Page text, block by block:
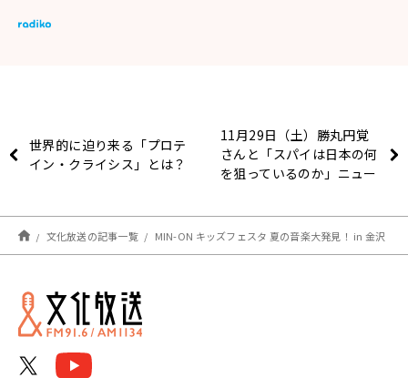
世界的に迫り来る「プロテ
イン・クライシス」とは？
11月29日（土）勝丸円覚
さんと「スパイは日本の何
を狙っているのか」ニュー
文化放送の記事一覧 MIN-ON キッズフェスタ 夏の音楽大発見！ in 金沢